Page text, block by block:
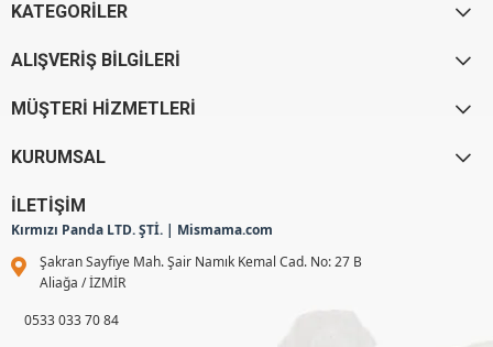
KATEGORİLER
ALIŞVERİŞ BİLGİLERİ
MÜŞTERİ HİZMETLERİ
KURUMSAL
İLETİŞİM
Kırmızı Panda LTD. ŞTİ. | Mismama.com
Şakran Sayfiye Mah. Şair Namık Kemal Cad. No: 27 B
Aliağa / İZMİR
0533 033 70 84